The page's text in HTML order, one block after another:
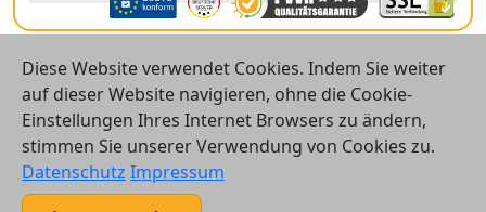
© 2026 Vergleichsrechner24 GmbH
Kontakt
Diese Website verwendet Cookies. Indem Sie weiter
auf dieser Website navigieren, ohne die Cookie-
Einstellungen Ihres Internet Browsers zu ändern,
stimmen Sie unserer Verwendung von Cookies zu.
Datenschutz Impressum